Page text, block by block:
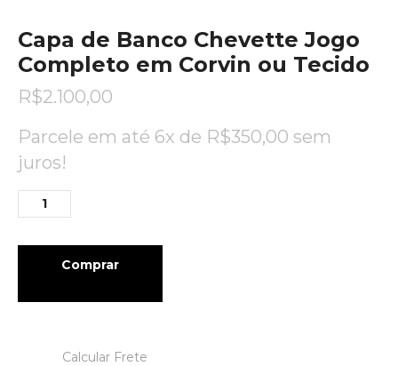
Capa de Banco Chevette Jogo
Completo em Corvin ou Tecido
R$2.100,00
Parcele em até 6x de R$350,00 sem
juros!
Comprar
Calcular Frete